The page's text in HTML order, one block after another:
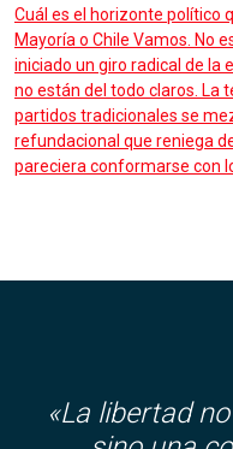
Cuál es el horizonte político
Mayoría o Chile Vamos. No
iniciado un giro radical de la
no están del todo claros. La
partidos tradicionales se
refundacional que reniega
pareciera conformarse con
«La libertad